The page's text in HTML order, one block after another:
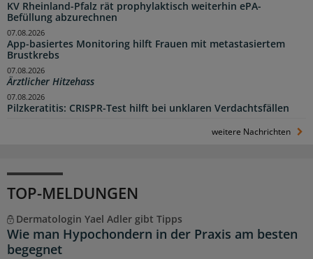
KV Rheinland-Pfalz rät prophylaktisch weiterhin ePA-
Befüllung abzurechnen
App-basiertes Monitoring hilft Frauen mit metastasiertem
Brustkrebs
07.08.2026
Ärztlicher Hitzehass
07.08.2026
Pilzkeratitis: CRISPR-Test hilft bei unklaren Verdachtsfällen
07.08.2026
weitere Nachrichten
TOP-MELDUNGEN
Dermatologin Yael Adler gibt Tipps
Wie man Hypochondern in der Praxis am besten
begegnet